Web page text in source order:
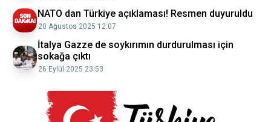
NATO dan Türkiye açıklaması! Resmen duyuruldu
20 Ağustos 2025 12:07
İtalya Gazze de soykırımın durdurulması için
sokağa çıktı
26 Eylül 2025 23:53